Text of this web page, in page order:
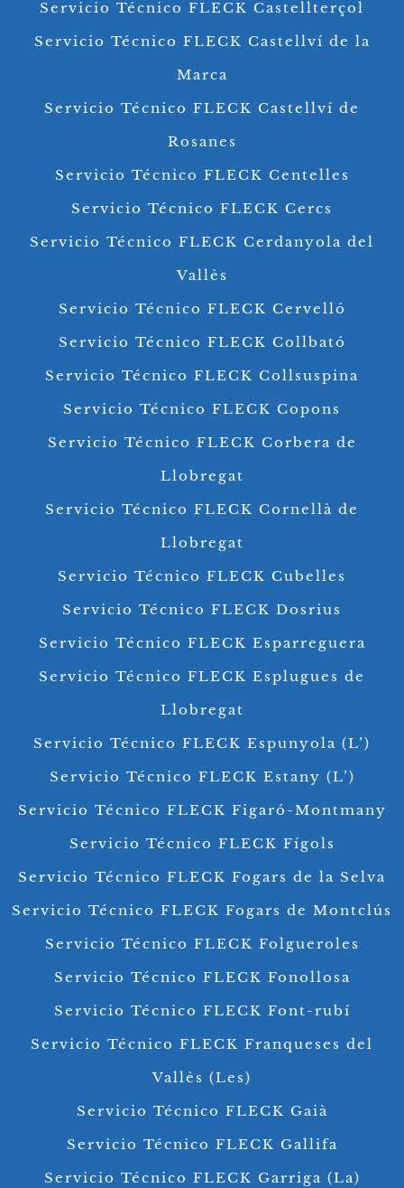
Servicio Técnico FLECK Castellterçol
Servicio Técnico FLECK Castellví de la
Marca
Servicio Técnico FLECK Castellví de
Rosanes
Servicio Técnico FLECK Centelles
Servicio Técnico FLECK Cercs
Servicio Técnico FLECK Cerdanyola del
Vallès
Servicio Técnico FLECK Cervelló
Servicio Técnico FLECK Collbató
Servicio Técnico FLECK Collsuspina
Servicio Técnico FLECK Copons
Servicio Técnico FLECK Corbera de
Llobregat
Servicio Técnico FLECK Cornellà de
Llobregat
Servicio Técnico FLECK Cubelles
Servicio Técnico FLECK Dosrius
Servicio Técnico FLECK Esparreguera
Servicio Técnico FLECK Esplugues de
Llobregat
Servicio Técnico FLECK Espunyola (L’)
Servicio Técnico FLECK Estany (L’)
Servicio Técnico FLECK Figaró-Montmany
Servicio Técnico FLECK Fígols
Servicio Técnico FLECK Fogars de la Selva
Servicio Técnico FLECK Fogars de Montclús
Servicio Técnico FLECK Folgueroles
Servicio Técnico FLECK Fonollosa
Servicio Técnico FLECK Font-rubí
Servicio Técnico FLECK Franqueses del
Vallès (Les)
Servicio Técnico FLECK Gaià
Servicio Técnico FLECK Gallifa
Servicio Técnico FLECK Garriga (La)